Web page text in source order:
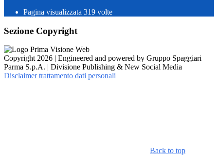
Pagina visualizzata 319 volte
Sezione Copyright
Copyright 2026 | Engineered and powered by Gruppo Spaggiari
Parma S.p.A. | Divisione Publishing & New Social Media
Disclaimer trattamento dati personali
Back to top